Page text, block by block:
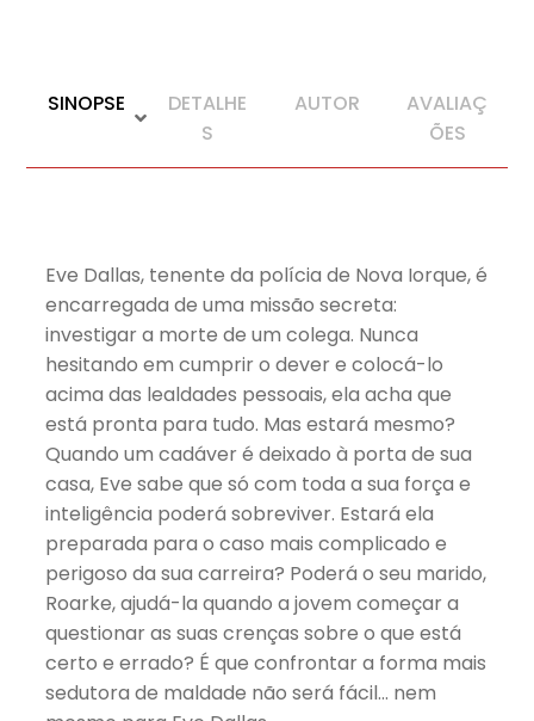
SINOPSE
DETALHE
S
AUTOR
AVALIAÇ
ÕES
Eve Dallas, tenente da polícia de Nova Iorque, é
encarregada de uma missão secreta:
investigar a morte de um colega. Nunca
hesitando em cumprir o dever e colocá-lo
acima das lealdades pessoais, ela acha que
está pronta para tudo. Mas estará mesmo?
Quando um cadáver é deixado à porta de sua
casa, Eve sabe que só com toda a sua força e
inteligência poderá sobreviver. Estará ela
preparada para o caso mais complicado e
perigoso da sua carreira? Poderá o seu marido,
Roarke, ajudá-la quando a jovem começar a
questionar as suas crenças sobre o que está
certo e errado? É que confrontar a forma mais
sedutora de maldade não será fácil… nem